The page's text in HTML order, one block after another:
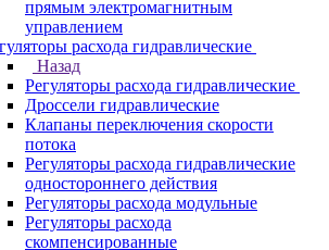
прямым электромагнитным
управлением
расхода гидравлические
Назад
Регуляторы расхода гидравлические
Дроссели гидравлические
Клапаны переключения скорости
потока
Регуляторы расхода гидравлические
одностороннего действия
Регуляторы расхода модульные
Регуляторы расхода
скомпенсированные